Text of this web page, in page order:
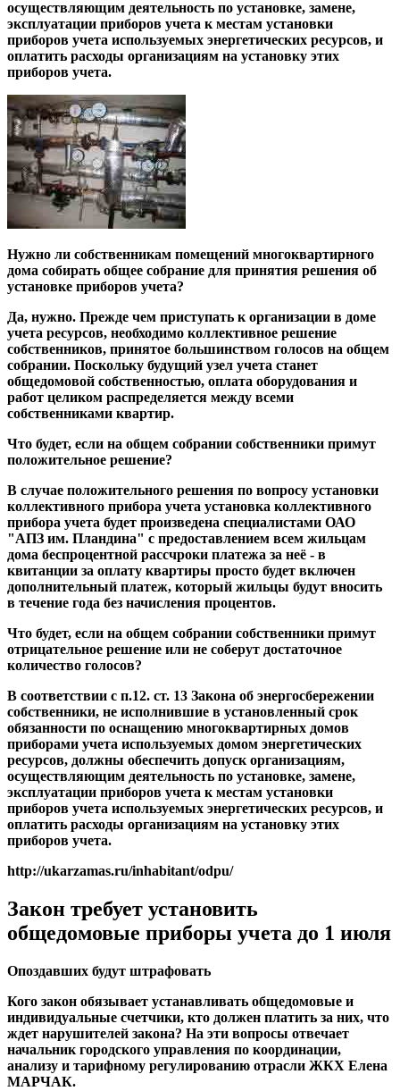
осуществляющим деятельность по установке, замене,
эксплуатации приборов учета к местам установки
приборов учета используемых энергетических ресурсов, и
оплатить расходы организациям на установку этих
приборов учета.
Нужно ли собственникам помещений многоквартирного
дома собирать общее собрание для принятия решения об
установке приборов учета?
Да, нужно. Прежде чем приступать к организации в доме
учета ресурсов, необходимо коллективное решение
собственников, принятое большинством голосов на общем
собрании. Поскольку будущий узел учета станет
общедомовой собственностью, оплата оборудования и
работ целиком распределяется между всеми
собственниками квартир.
Что будет, если на общем собрании собственники примут
положительное решение?
В случае положительного решения по вопросу установки
коллективного прибора учета установка коллективного
прибора учета будет произведена специалистами ОАО
"АПЗ им. Пландина" с предоставлением всем жильцам
дома беспроцентной рассчроки платежа за неё - в
квитанции за оплату квартиры просто будет включен
дополнительный платеж, который жильцы будут вносить
в течение года без начисления процентов.
Что будет, если на общем собрании собственники примут
отрицательное решение или не соберут достаточное
количество голосов?
В соответствии с п.12. ст. 13 Закона об энергосбережении
собственники, не исполнившие в установленный срок
обязанности по оснащению многоквартирных домов
приборами учета используемых домом энергетических
ресурсов, должны обеспечить допуск организациям,
осуществляющим деятельность по установке, замене,
эксплуатации приборов учета к местам установки
приборов учета используемых энергетических ресурсов, и
оплатить расходы организациям на установку этих
приборов учета.
http://ukarzamas.ru/inhabitant/odpu/
Закон требует установить
общедомовые приборы учета до 1 июля
Опоздавших будут штрафовать
Кого закон обязывает устанавливать общедомовые и
индивидуальные счетчики, кто должен платить за них, что
ждет нарушителей закона? На эти вопросы отвечает
начальник городского управления по координации,
анализу и тарифному регулированию отрасли ЖКХ Елена
МАРЧАК.